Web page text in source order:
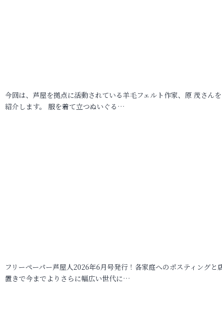
今回は、芦屋を拠点に活動されている羊毛フェルト作家、原 茂さん
紹介します。 服を着て立つぬいぐる…
フリーペーパー芦屋人2026年6月号発行！各家庭へのポスティングと
置きで今までよりさらに幅広い世代に…